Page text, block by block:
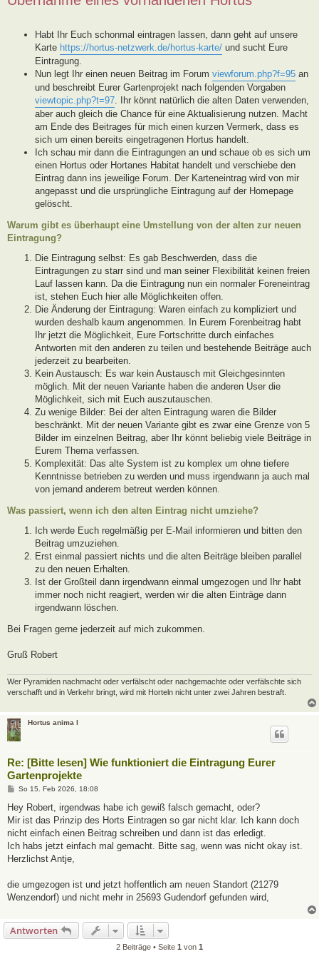
Habt Ihr Euch schonmal eintragen lassen, dann geht auf unsere
Karte https://hortus-netzwerk.de/hortus-karte/ und sucht Eure
Eintragung.
Nun legt Ihr einen neuen Beitrag im Forum viewforum.php?f=95 an
und beschreibt Eurer Gartenprojekt nach folgenden Vorgaben
viewtopic.php?t=97. Ihr könnt natürlich die alten Daten verwenden,
aber auch gleich die Chance für eine Aktualisierung nutzen. Macht
am Ende des Beitrages für mich einen kurzen Vermerk, dass es
sich um einen bereits eingetragenen Hortus handelt.
Ich schau mir dann die Eintragungen an und schaue ob es sich um
einen Hortus oder Hortanes Habitat handelt und verschiebe den
Eintrag dann ins jeweilige Forum. Der Karteneintrag wird von mir
angepasst und die ursprüngliche Eintragung auf der Homepage
gelöscht.
Warum gibt es überhaupt eine Umstellung von der alten zur neuen
Eintragung?
Die Eintragung selbst: Es gab Beschwerden, dass die
Eintragungen zu starr sind und man seiner Flexibilität keinen freien
Lauf lassen kann. Da die Eintragung nun ein normaler Foreneintrag
ist, stehen Euch hier alle Möglichkeiten offen.
Die Änderung der Eintragung: Waren einfach zu kompliziert und
wurden deshalb kaum angenommen. In Eurem Forenbeitrag habt
Ihr jetzt die Möglichkeit, Eure Fortschritte durch einfaches
Antworten mit den anderen zu teilen und bestehende Beiträge auch
jederzeit zu bearbeiten.
Kein Austausch: Es war kein Austausch mit Gleichgesinnten
möglich. Mit der neuen Variante haben die anderen User die
Möglichkeit, sich mit Euch auszutauschen.
Zu wenige Bilder: Bei der alten Eintragung waren die Bilder
beschränkt. Mit der neuen Variante gibt es zwar eine Grenze von 5
Bilder im einzelnen Beitrag, aber Ihr könnt beliebig viele Beiträge in
Eurem Thema verfassen.
Komplexität: Das alte System ist zu komplex um ohne tiefere
Kenntnisse betrieben zu werden und muss irgendwann ja auch mal
von jemand anderem betreut werden können.
Was passiert, wenn ich den alten Eintrag nicht umziehe?
Ich werde Euch regelmäßig per E-Mail informieren und bitten den
Beitrag umzuziehen.
Erst einmal passiert nichts und die alten Beiträge bleiben parallel
zu den neuen Erhalten.
Ist der Großteil dann irgendwann einmal umgezogen und Ihr habt
immer noch nicht reagiert, werden wir die alten Einträge dann
irgendwann löschen.
Bei Fragen gerne jederzeit auf mich zukommen.
Gruß Robert
Wer Pyramiden nachmacht oder verfälscht oder nachgemachte oder verfälschte sich
verschafft und in Verkehr bringt, wird mit Horteln nicht unter zwei Jahren bestraft.
Hortus anima l
Re: [Bitte lesen] Wie funktioniert die Eintragung Eurer
Gartenprojekte
B
i
r
a
So 15. Feb 2026, 18:08
Hey Robert, irgendwas habe ich gewiß falsch gemacht, oder?
Mir ist das Prinzip des Horts Eintragen so gar nicht klar. Ich kann doch
nicht einfach einen Beitrag schreiben und dann ist das erledigt.
Ich habs jetzt einfach mal gemacht. Bitte sag, wenn was nicht okay ist.
Herzlichst Antje,
die umgezogen ist und jetzt hoffentlich am neuen Standort (21279
Wenzendorf) und nicht mehr in 25693 Gudendorf gefunden wird,
Antworten
2 Beiträge • Seite 1 von 1